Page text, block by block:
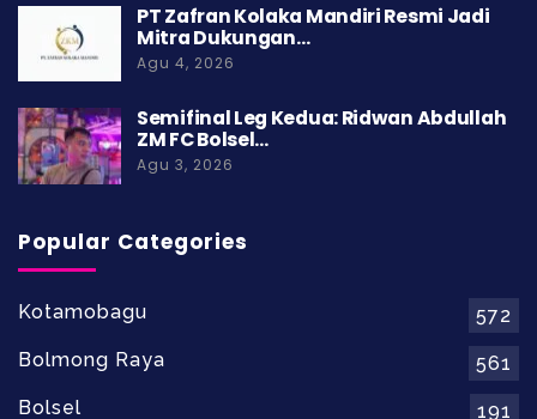
PT Zafran Kolaka Mandiri Resmi Jadi
Mitra Dukungan…
Agu 4, 2026
Semifinal Leg Kedua: Ridwan Abdullah
ZM FC Bolsel…
Agu 3, 2026
Popular Categories
Kotamobagu
572
Bolmong Raya
561
Bolsel
191